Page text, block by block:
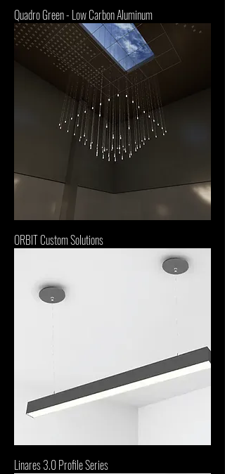
Quadro Green - Low Carbon Aluminum
ORBIT Custom Solutions
Linares 3.0 Profile Series